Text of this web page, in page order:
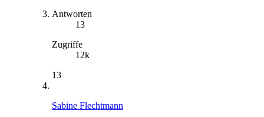
Antworten
13
Zugriffe
12k
13
Sabine Flechtmann